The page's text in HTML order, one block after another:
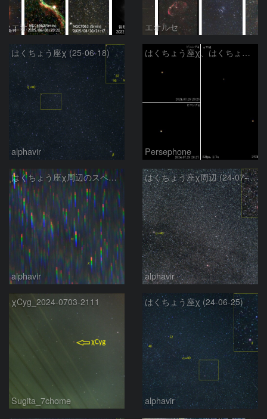
エオルセ エオルセ
はくちょう座χ (25-06-18)
alphavir
はくちょう座χ、はくちょう座η、こぎつね座α
Persephone
はくちょう座χ周辺のスペクトル
alphavir
はくちょう座χ周辺 (24-07-01)
alphavir
χCyg_2024-0703-2111
Sugita_7chome
はくちょう座χ (24-06-25)
alphavir